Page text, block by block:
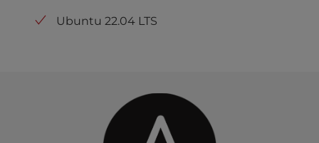
Ubuntu 22.04 LTS